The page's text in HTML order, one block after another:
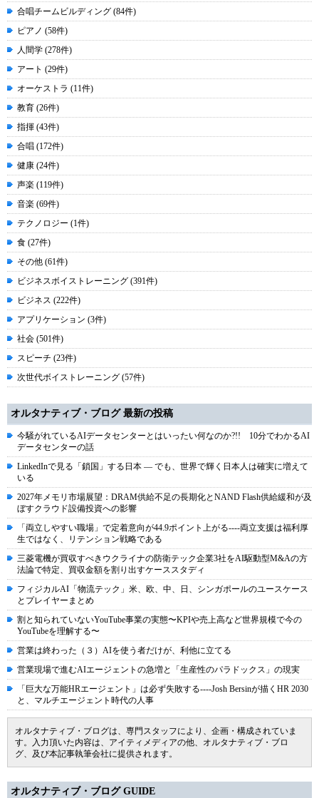
合唱チームビルディング (84件)
ピアノ (58件)
人間学 (278件)
アート (29件)
オーケストラ (11件)
教育 (26件)
指揮 (43件)
合唱 (172件)
健康 (24件)
声楽 (119件)
音楽 (69件)
テクノロジー (1件)
食 (27件)
その他 (61件)
ビジネスボイストレーニング (391件)
ビジネス (222件)
アプリケーション (3件)
社会 (501件)
スピーチ (23件)
次世代ボイストレーニング (57件)
オルタナティブ・ブログ 最新の投稿
今騒がれているAIデータセンターとはいったい何なのか?!! 10分でわかるAI
データセンターの話
LinkedInで見る「鎖国」する日本 ― でも、世界で輝く日本人は確実に増えて
いる
2027年メモリ市場展望：DRAM供給不足の長期化とNAND Flash供給緩和が及
ぼすクラウド設備投資への影響
「両立しやすい職場」で定着意向が44.9ポイント上がる----両立支援は福利厚
生ではなく、リテンション戦略である
三菱電機が買収すべきウクライナの防衛テック企業3社をAI駆動型M&Aの方
法論で特定、買収金額を割り出すケーススタディ
フィジカルAI「物流テック」米、欧、中、日、シンガポールのユースケース
とプレイヤーまとめ
割と知られていないYouTube事業の実態〜KPIや売上高など世界規模で今の
YouTubeを理解する〜
営業は終わった（３）AIを使う者だけが、利他に立てる
営業現場で進むAIエージェントの急増と「生産性のパラドックス」の現実
「巨大な万能HRエージェント」は必ず失敗する----Josh Bersinが描くHR 2030
と、マルチエージェント時代の人事
オルタナティブ・ブログは、専門スタッフにより、企画・構成されていま
す。入力頂いた内容は、アイティメディアの他、オルタナティブ・ブロ
グ、及び本記事執筆会社に提供されます。
オルタナティブ・ブログ GUIDE